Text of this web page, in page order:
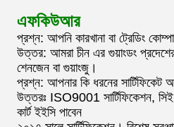
এফকিউআর
প্রশ্ন: আপনি কারখানা বা ট্রেডিং
উত্তর: আমরা চীন এর গুয়াংডং
শেনজেন বা গুয়াংজু।
প্রশ্ন: আপনার কি ধরনের সার্টিফিকেট
উত্তরঃ ISO9001 সার্টিফিকেশন, সিই
কার্ট ইইসি পাবেন